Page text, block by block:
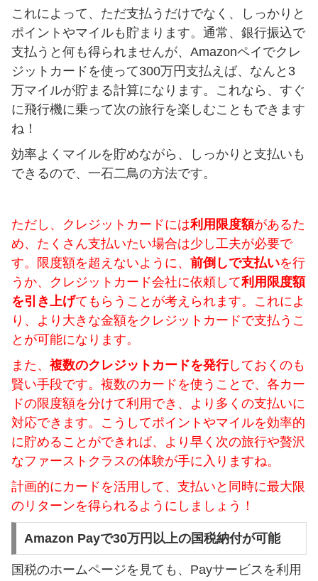
これによって、ただ支払うだけでなく、しっかりと
ポイントやマイルも貯まります。通常、銀行振込で
支払うと何も得られませんが、Amazonペイでクレ
ジットカードを使って300万円支払えば、なんと3
万マイルが貯まる計算になります。これなら、すぐ
に飛行機に乗って次の旅行を楽しむこともできます
ね！
効率よくマイルを貯めながら、しっかりと支払いも
できるので、一石二鳥の方法です。
ただし、クレジットカードには利用限度額があるた
め、たくさん支払いたい場合は少し工夫が必要で
す。限度額を超えないように、 前倒しで支払いを行
うか、クレジットカード会社に依頼して利用限度額
を引き上げてもらうことが考えられます。これによ
り、より大きな金額をクレジットカードで支払うこ
とが可能になります。
また、 複数のクレジットカードを発行しておくのも
賢い手段です。複数のカードを使うことで、各カー
ドの限度額を分けて利用でき、より多くの支払いに
対応できます。こうしてポイントやマイルを効率的
に貯めることができれば、より早く次の旅行や贅沢
なファーストクラスの体験が手に入りますね。
計画的にカードを活用して、支払いと同時に最大限
のリターンを得られるようにしましょう！
Amazon Payで30万円以上の国税納付が可能
国税のホームページを見ても、Payサービスを利用